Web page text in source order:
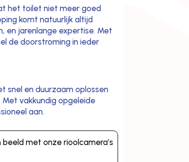
het toilet niet meer goed
komt natuurlijk altijd
en jarenlange expertise. Met
de doorstroming in ieder
snel en duurzaam oplossen
vakkundig opgeleide
aan.
met onze rioolcamera’s